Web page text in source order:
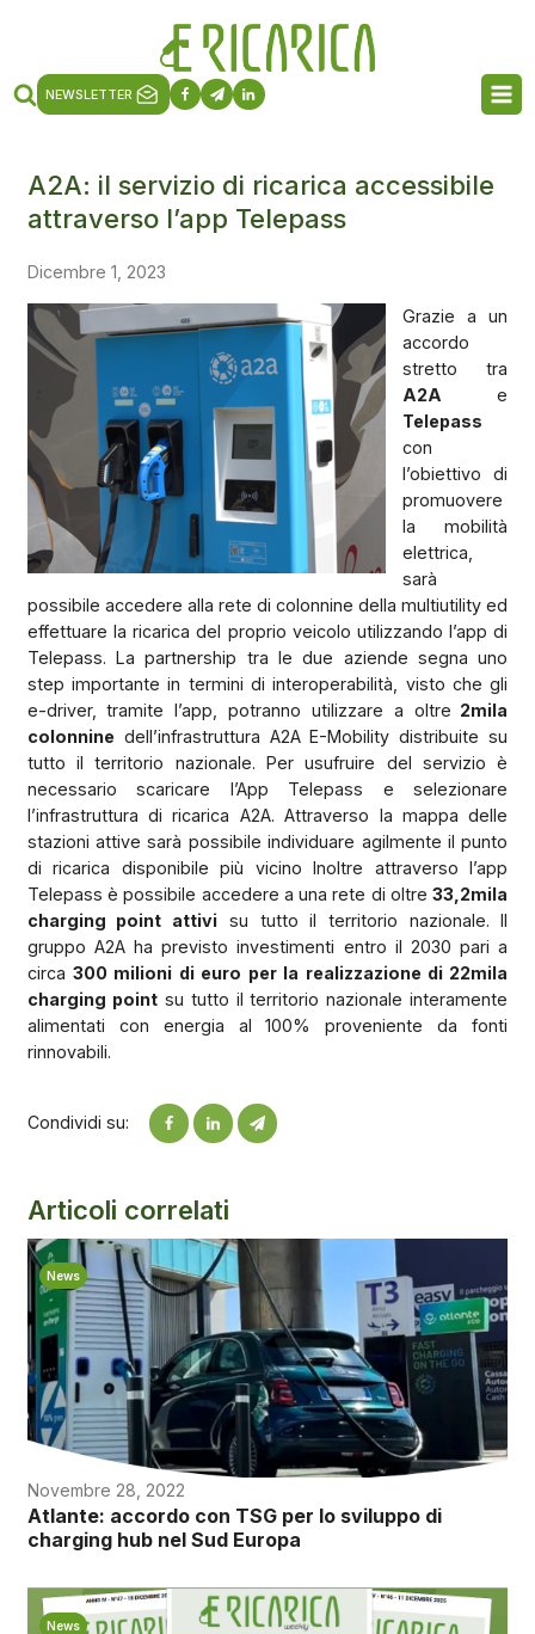
NEWSLETTER
A2A: il servizio di ricarica accessibile
attraverso l’app Telepass
Dicembre 1, 2023
Grazie a un
accordo
stretto tra
A2A e
Telepass
con
l’obiettivo di
promuovere
la mobilità
elettrica,
sarà
possibile accedere alla rete di colonnine della multiutility ed
effettuare la ricarica del proprio veicolo utilizzando l’app di
Telepass. La partnership tra le due aziende segna uno
step importante in termini di interoperabilità, visto che gli
e-driver, tramite l’app, potranno utilizzare a oltre 2mila
colonnine dell’infrastruttura A2A E-Mobility distribuite su
tutto il territorio nazionale. Per usufruire del servizio è
necessario scaricare l’App Telepass e selezionare
l’infrastruttura di ricarica A2A. Attraverso la mappa delle
stazioni attive sarà possibile individuare agilmente il punto
di ricarica disponibile più vicino Inoltre attraverso l’app
Telepass è possibile accedere a una rete di oltre33,2mila
charging point attivi su tutto il territorio nazionale. Il
gruppo A2A ha previsto investimenti entro il 2030 pari a
circa 300 milioni di euro per la realizzazione di 22mila
charging pointsu tutto il territorio nazionale interamente
alimentati con energia al 100% proveniente da fonti
rinnovabili.
Condividi su:
Articoli correlati
News
Novembre 28, 2022
Atlante: accordo con TSG per lo sviluppo di
charging hub nel Sud Europa
News